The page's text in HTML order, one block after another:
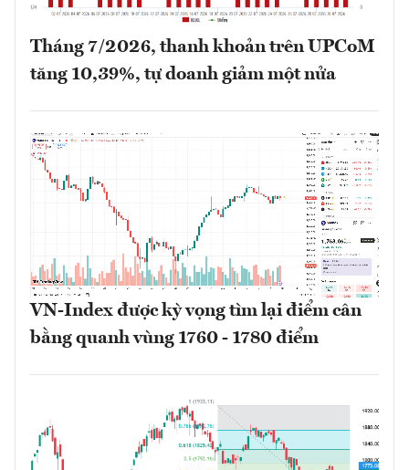
Tháng 7/2026, thanh khoản trên UPCoM
tăng 10,39%, tự doanh giảm một nửa
VN-Index được kỳ vọng tìm lại điểm cân
bằng quanh vùng 1760 - 1780 điểm